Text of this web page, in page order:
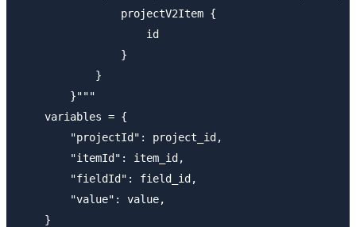
                projectV2Item {
                    id
                }
            }
        }"""
    variables = {
        "projectId": project_id,
        "itemId": item_id,
        "fieldId": field_id,
        "value": value,
    }